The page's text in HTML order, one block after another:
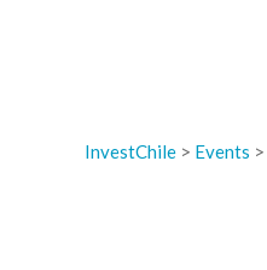
InvestChile > Events >